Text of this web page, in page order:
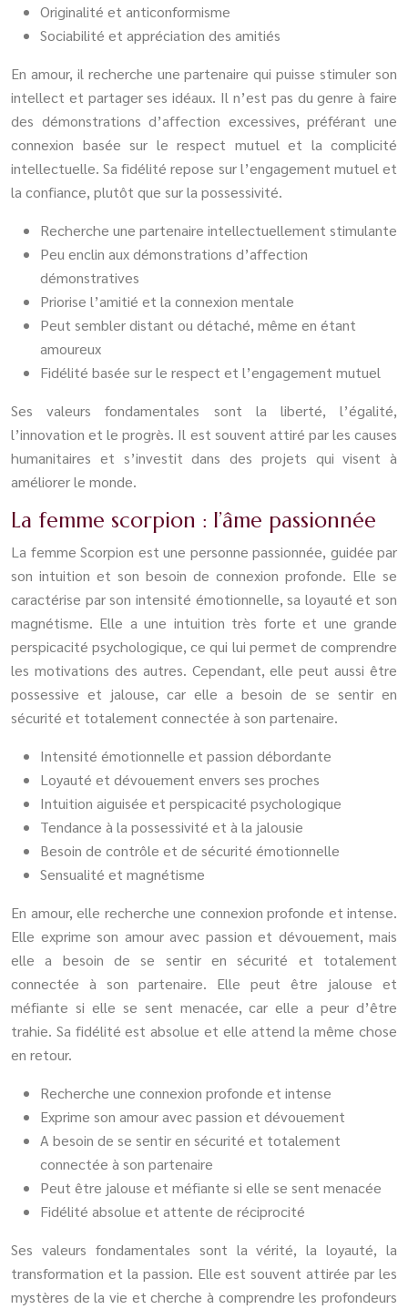
Originalité et anticonformisme
Sociabilité et appréciation des amitiés
En amour, il recherche une partenaire qui puisse stimuler son
intellect et partager ses idéaux. Il n’est pas du genre à faire
des démonstrations d’affection excessives, préférant une
connexion basée sur le respect mutuel et la complicité
intellectuelle. Sa fidélité repose sur l’engagement mutuel et
la confiance, plutôt que sur la possessivité.
Recherche une partenaire intellectuellement stimulante
Peu enclin aux démonstrations d’affection
démonstratives
Priorise l’amitié et la connexion mentale
Peut sembler distant ou détaché, même en étant
amoureux
Fidélité basée sur le respect et l’engagement mutuel
Ses valeurs fondamentales sont la liberté, l’égalité,
l’innovation et le progrès. Il est souvent attiré par les causes
humanitaires et s’investit dans des projets qui visent à
améliorer le monde.
La femme scorpion : l’âme passionnée
La femme Scorpion est une personne passionnée, guidée par
son intuition et son besoin de connexion profonde. Elle se
caractérise par son intensité émotionnelle, sa loyauté et son
magnétisme. Elle a une intuition très forte et une grande
perspicacité psychologique, ce qui lui permet de comprendre
les motivations des autres. Cependant, elle peut aussi être
possessive et jalouse, car elle a besoin de se sentir en
sécurité et totalement connectée à son partenaire.
Intensité émotionnelle et passion débordante
Loyauté et dévouement envers ses proches
Intuition aiguisée et perspicacité psychologique
Tendance à la possessivité et à la jalousie
Besoin de contrôle et de sécurité émotionnelle
Sensualité et magnétisme
En amour, elle recherche une connexion profonde et intense.
Elle exprime son amour avec passion et dévouement, mais
elle a besoin de se sentir en sécurité et totalement
connectée à son partenaire. Elle peut être jalouse et
méfiante si elle se sent menacée, car elle a peur d’être
trahie. Sa fidélité est absolue et elle attend la même chose
en retour.
Recherche une connexion profonde et intense
Exprime son amour avec passion et dévouement
A besoin de se sentir en sécurité et totalement
connectée à son partenaire
Peut être jalouse et méfiante si elle se sent menacée
Fidélité absolue et attente de réciprocité
Ses valeurs fondamentales sont la vérité, la loyauté, la
transformation et la passion. Elle est souvent attirée par les
mystères de la vie et cherche à comprendre les profondeurs